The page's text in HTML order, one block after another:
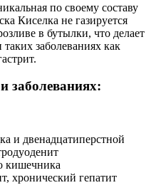
по своему составу
Киселка не газируется
в бутылки, что делает
заболеваниях как
заболеваниях:
и двенадцатиперстной
кишечника
хронический гепатит